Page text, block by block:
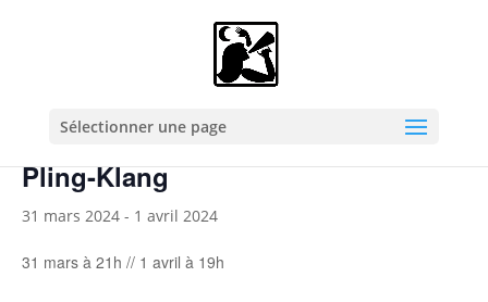
Sélectionner une page
Cet évènement est passé.
Pling-Klang
31 mars 2024 - 1 avril 2024
31 mars à 21h // 1 avril à 19h